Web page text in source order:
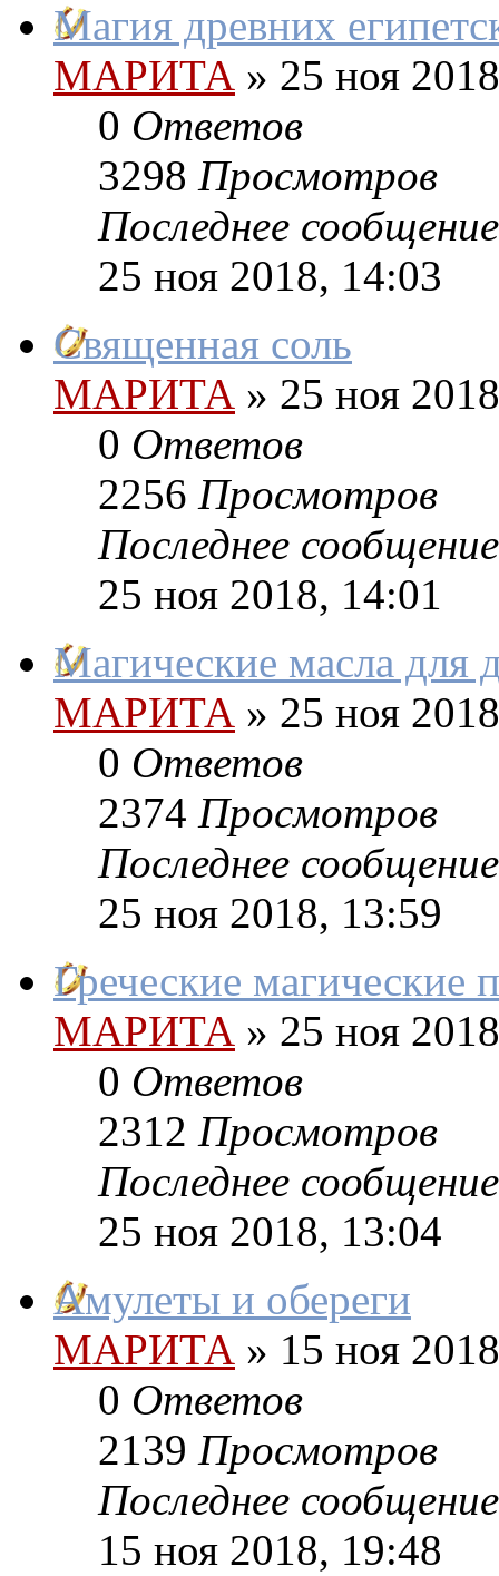
Магия древних
МАРИТА » 25 ноя
0 Ответов
3298 Просмотров
Последнее сообщение
25 ноя 2018, 14:03
Священная соль
МАРИТА » 25 ноя
0 Ответов
2256 Просмотров
Последнее сообщение
25 ноя 2018, 14:01
Магические масла для
МАРИТА » 25 ноя
0 Ответов
2374 Просмотров
Последнее сообщение
25 ноя 2018, 13:59
Греческие магические
МАРИТА » 25 ноя
0 Ответов
2312 Просмотров
Последнее сообщение
25 ноя 2018, 13:04
Амулеты и обереги
МАРИТА » 15 ноя
0 Ответов
2139 Просмотров
Последнее сообщение
15 ноя 2018, 19:48